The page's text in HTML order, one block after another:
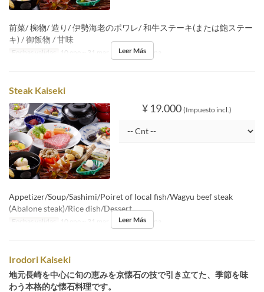
前菜/ 椀物/ 造り/ 伊勢海老のポワレ/ 和牛ステーキ(または鮑ステー
キ) / 御飯物 / 甘味
Fechas validas 10 ene ~ 31 mar Comidas Cena
Leer Más
Steak Kaiseki
¥ 19.000 (Impuesto incl.)
Appetizer/Soup/Sashimi/Poiret of local fish/Wagyu beef steak
(Abalone steak)/Rice dish/Dessert
Fechas validas 10 ene ~ 31 mar Comidas Cena
Leer Más
Irodori Kaiseki
地元長崎を中心に旬の恵みを京懐石の技で引き立てた、季節を味
わう本格的な懐石料理です。